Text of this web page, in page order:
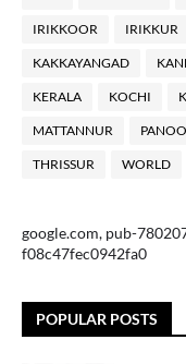
IRIKKOOR IRIKKUR
KAKKAYANGAD
KERALA KOCHI
MATTANNUR
THRISSUR WORLD
google.com, pub-
f08c47fec0942fa0
POPULAR POSTS